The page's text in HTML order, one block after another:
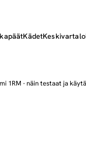
KädetKeskivartalo
1RM - näin testaat ja